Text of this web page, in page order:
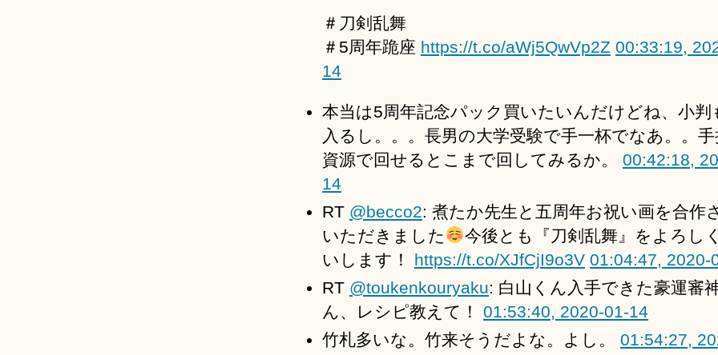
＃刀剣乱舞
＃5周年跪座 https://t.co/aWj5QwVp2Z 00:33:19,
14
本当は5周年記念パック買いたいんだけどね、小判
入るし。。。長男の大学受験で手一杯でなあ。。
資源で回せるとこまで回してみるか。 00:42:18,
14
RT @becco2: 煮たか先生と五周年お祝い画を合作
いただきました
今後とも『刀剣乱舞』をよろし
いします！ https://t.co/XJfCjI9o3V 01:04:47, 2020-
RT @toukenkouryaku: 白山くん入手できた豪運審
ん、レシピ教えて！ 01:53:40, 2020-01-14
竹札多いな。竹来そうだよな。よし。 01:54:27,